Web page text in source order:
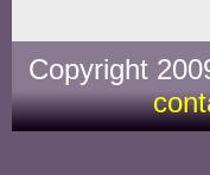
Copyright